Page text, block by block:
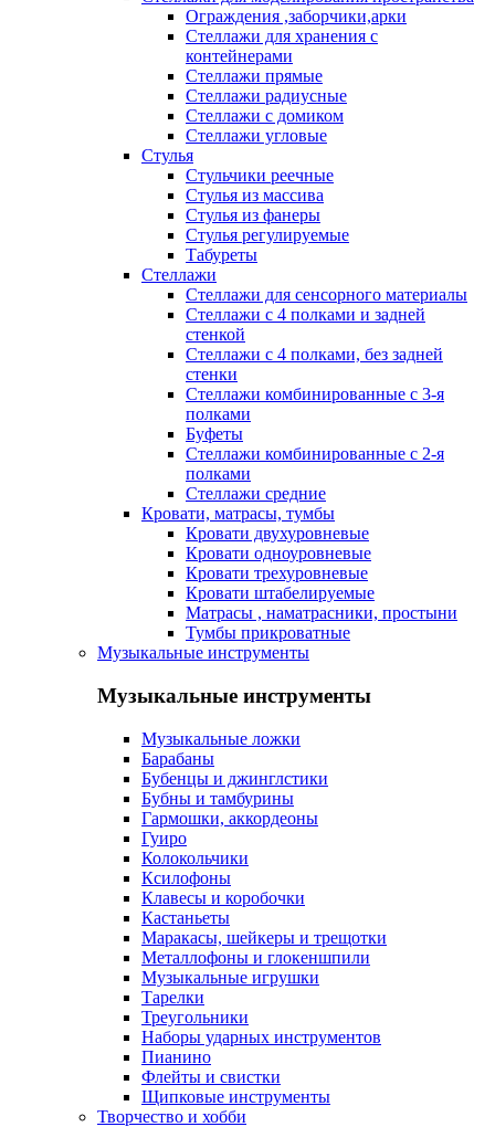
Ограждения ,заборчики,арки
Стеллажи для хранения с
контейнерами
Стеллажи прямые
Стеллажи радиусные
Стеллажи с домиком
Стеллажи угловые
Стулья
Стульчики реечные
Стулья из массива
Стулья из фанеры
Стулья регулируемые
Табуреты
Стеллажи
Стеллажи для сенсорного материалы
Стеллажи с 4 полками и задней
стенкой
Стеллажи с 4 полками, без задней
стенки
Стеллажи комбинированные с 3-я
полками
Буфеты
Стеллажи комбинированные с 2-я
полками
Стеллажи средние
Кровати, матрасы, тумбы
Кровати двухуровневые
Кровати одноуровневые
Кровати трехуровневые
Кровати штабелируемые
Матрасы , наматрасники, простыни
Тумбы прикроватные
Музыкальные инструменты
Музыкальные инструменты
Музыкальные ложки
Барабаны
Бубенцы и джинглстики
Бубны и тамбурины
Гармошки, аккордеоны
Гуиро
Колокольчики
Ксилофоны
Клавесы и коробочки
Кастаньеты
Маракасы, шейкеры и трещотки
Металлофоны и глокеншпили
Музыкальные игрушки
Тарелки
Треугольники
Наборы ударных инструментов
Пианино
Флейты и свистки
Щипковые инструменты
Творчество и хобби